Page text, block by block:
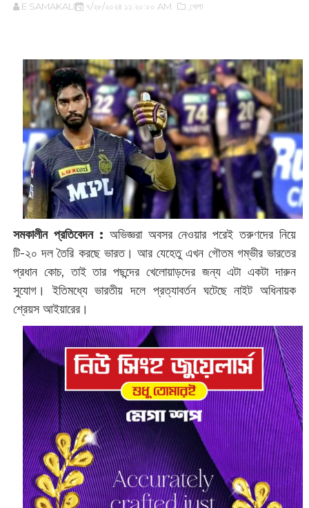
E SAMAKALIN ৭/২৮/২০২৪ ১১:২০:০০ AM ,খেলা
সমকালীন প্রতিবেদন : অভিজ্ঞরা অবসর নেওয়ার পরেই তরুণদের নিয়ে
টি-২০ দল তৈরি করছে ভারত। আর যেহেতু এখন গৌতম গম্ভীর ভারতের
প্রধান কোচ, তাই তার পছন্দের খেলোয়াড়দের জন্য এটা একটা দারুন
সুযোগ। ইতিমধ্যে ভারতীয় দলে প্রত্যাবর্তন ঘটেছে নাইট অধিনায়ক
শ্রেয়স আইয়ারের।